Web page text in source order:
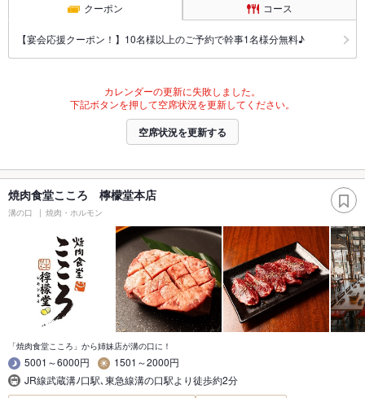
クーポン コース
【宴会応援クーポン！】10名様以上のご予約で幹事1名様分無料♪
カレンダーの更新に失敗しました。
下記ボタンを押して空席状況を更新してください。
空席状況を更新する
焼肉食堂こころ 檸檬堂本店
溝の口 焼肉・ホルモン
「焼肉食堂こころ」から姉妹店が溝の口に！
5001～6000円
1501～2000円
JR線武蔵溝ﾉ口駅､東急線溝の口駅より徒歩約2分